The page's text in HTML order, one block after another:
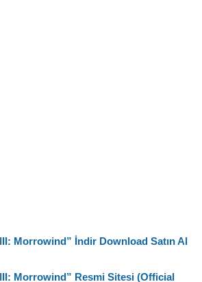
Morrowind” İndir Download Satın Al
Morrowind” Resmi Sitesi (Official